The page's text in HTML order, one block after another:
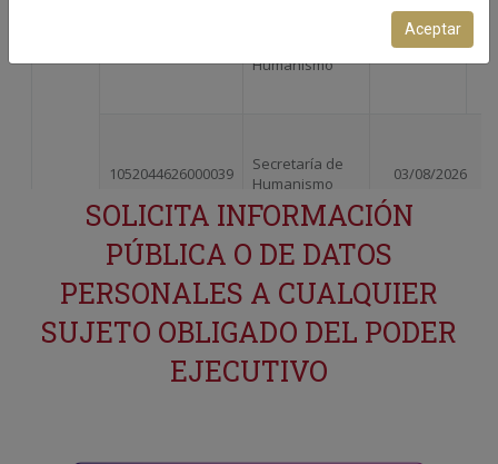
SOLICITA INFORMACIÓN
PÚBLICA O DE DATOS
PERSONALES A CUALQUIER
SUJETO OBLIGADO DEL PODER
EJECUTIVO
Aceptar